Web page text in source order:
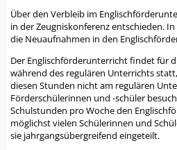
Über den Verbleib im
in der Zeugniskonferenz entschieden.
die Neuaufnahmen in den
Der Englischförderunterricht findet für
während des regulären Unterrichts
diesen Stunden nicht am regulären
Förderschülerinnen und -schüler
Schulstunden pro Woche den
möglichst vielen Schülerinnen und
sie jahrgangsübergreifend eingeteilt.